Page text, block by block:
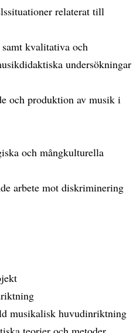
relaterat till
kvalitativa och
undersökningar
och produktion av musik i
och mångkulturella
arbete mot diskriminering
musikalisk huvudinriktning